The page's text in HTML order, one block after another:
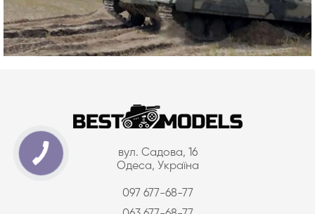
вул. Садова, 16
Одеса, Україна
097 677-68-77